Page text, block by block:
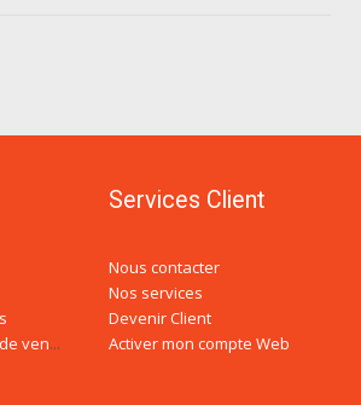
Conditions générales de ventes
Services Client
Nous contacter
Nos services
Devenir Client
Activer mon compte Web